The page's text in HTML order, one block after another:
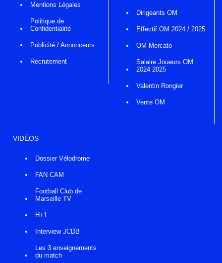
Mentions Légales
Politique de
Confidentialité
Publicité / Annonceurs
Recrutement
Dirigeants OM
Effectif OM 2024 / 2025
OM Mercato
Salaire Joueurs OM
2024 2025
Valentin Rongier
Vente OM
VIDÉOS
Dossier Vélodrome
FAN CAM
Football Club de
Marseille TV
H+1
Interview JCDB
Les 3 enseignements
du match